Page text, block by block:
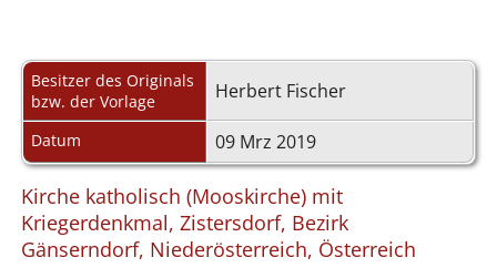
Besitzer des Originals
bzw. der Vorlage
Herbert Fischer
Datum 09 Mrz 2019
Kirche katholisch (Mooskirche) mit
Kriegerdenkmal, Zistersdorf, Bezirk
Gänserndorf, Niederösterreich, Österreich